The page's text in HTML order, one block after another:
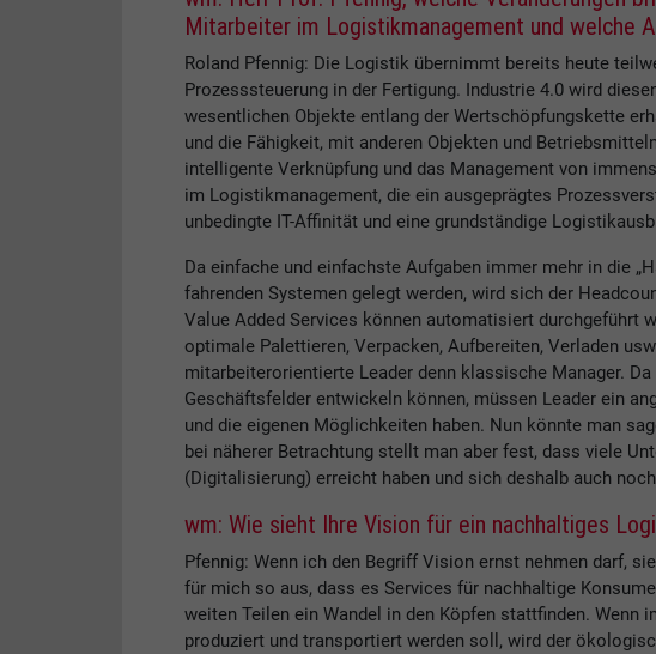
Mitarbeiter im Logistikmanagement und welche
Roland Pfennig: Die Logistik übernimmt bereits heute
Prozesssteuerung in der Fertigung. Industrie 4.0 wird
wesentlichen Objekte entlang der Wertschöpfungskette
und die Fähigkeit, mit anderen Objekten und
intelligente Verknüpfung und das Management von
im Logistikmanagement, die ein ausgeprägtes
unbedingte IT-Affinität und eine grundständige
Da einfache und einfachste Aufgaben immer mehr in die
fahrenden Systemen gelegt werden, wird sich der
Value Added Services können automatisiert durchgeführt
optimale Palettieren, Verpacken, Aufbereiten, Verladen
mitarbeiterorientierte Leader denn klassische Manager.
Geschäftsfelder entwickeln können, müssen Leader ein
und die eigenen Möglichkeiten haben. Nun könnte man
bei näherer Betrachtung stellt man aber fest, dass viele
(Digitalisierung) erreicht haben und sich deshalb auch
wm: Wie sieht Ihre Vision für ein nachhaltiges
Pfennig: Wenn ich den Begriff Vision ernst nehmen darf,
für mich so aus, dass es Services für nachhaltige
weiten Teilen ein Wandel in den Köpfen stattfinden. Wenn
produziert und transportiert werden soll, wird der